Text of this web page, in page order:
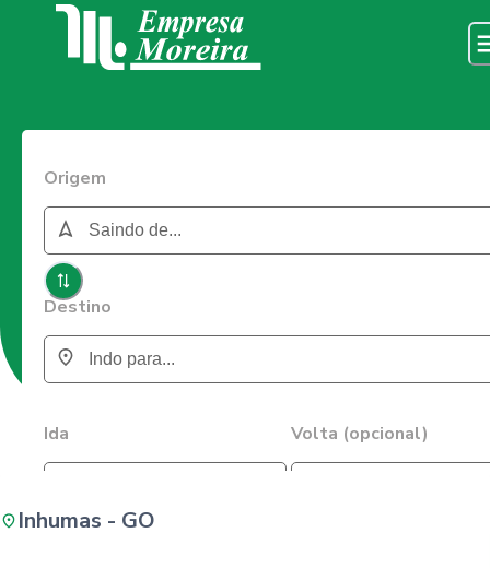
Origem
Destino
Ida Volta (opcional)
Inhumas - GO